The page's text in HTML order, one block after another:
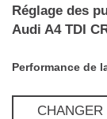
Réglage des
Audi A4 TDI
Performance de